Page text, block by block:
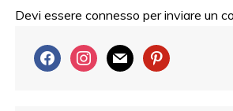
Devi essereconnesso per inviare un
f
a
i
n
m
a
p